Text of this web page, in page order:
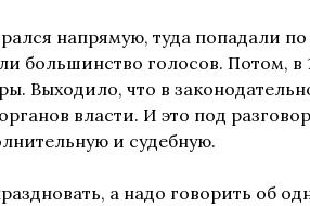
напрямую, туда попадали по
большинство голосов. Потом, в
Выходило, что в
власти. И это под
и судебную.
а надо говорить об